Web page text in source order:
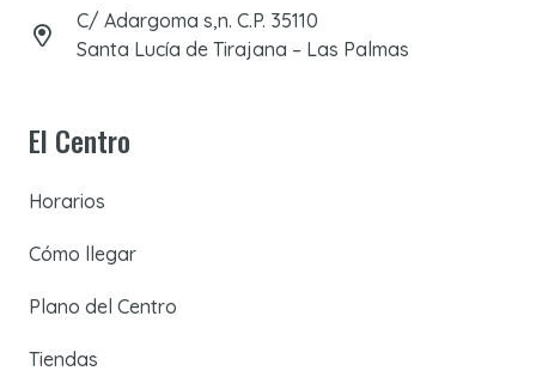
C/ Adargoma s,n. C.P. 35110
Santa Lucía de Tirajana – Las Palmas
El Centro
Horarios
Cómo llegar
Plano del Centro
Tiendas